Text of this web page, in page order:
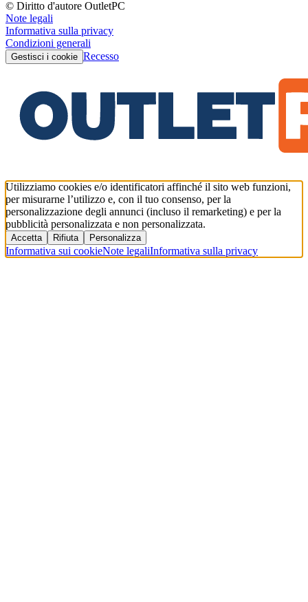
© Diritto d'autore OutletPC
Note legali
Informativa sulla privacy
Condizioni generali
Gestisci i cookie Recesso
Utilizziamo cookies e/o identificatori affinché il sito web funzioni,
per misurarne l’utilizzo e, con il tuo consenso, per la
personalizzazione degli annunci (incluso il remarketing) e per la
pubblicità personalizzata e non personalizzata.
Accetta Rifiuta Personalizza
Informativa sui cookieNote legaliInformativa sulla privacy